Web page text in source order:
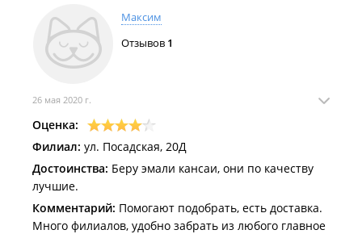
Максим
Отзывов 1
26 мая 2020 г.
Оценка:
Филиал: ул. Посадская, 20Д
Достоинства: Беру эмали кансаи, они по качеству
лучшие.
Комментарий: Помогают подобрать, есть доставка.
Много филиалов, удобно забрать из любого главное